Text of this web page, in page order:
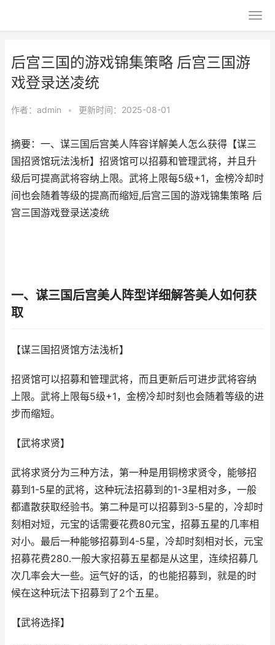
后宫三国的游戏锦集策略 后宫三国游
戏登录送凌统
作者： admin • 更新时间：2025-08-01
摘要：一、谋三国后宫美人阵容详解美人怎么获得【谋三
国招贤馆玩法浅析】招贤馆可以招募和管理武将，并且升
级后可提高武将容纳上限。武将上限每5级+1，金榜冷却时
间也会随着等级的提高而缩短,后宫三国的游戏锦集策略 后
宫三国游戏登录送凌统
一、谋三国后宫美人阵型详细解答美人如何获
取
【谋三国招贤馆方法浅析】
招贤馆可以招募和管理武将，而且更新后可进步武将容纳
上限。武将上限每5级+1，金榜冷却时刻也会随着等级的进
步而缩短。
【武将求贤】
武将求贤分为三种方法，第一种是用铜榜求贤令，能够招
募到1-5星的武将，这种玩法招募到的1-3星相对多，一般
都遣散获取经验书。第二种是可以招募到3-5星的，冷却时
刻相对短，元宝的话需要花费80元宝，招募五星的几率相
对小。最后一种能够招募到4-5星，冷却时刻相对长，元宝
招募花费280.一般大家招募五星都是从这里，连续招募几
次几率会大一些。运气好的话，的也能招募到，就是的时
候在这种玩法下招募到了2个五星。
【武将选择】